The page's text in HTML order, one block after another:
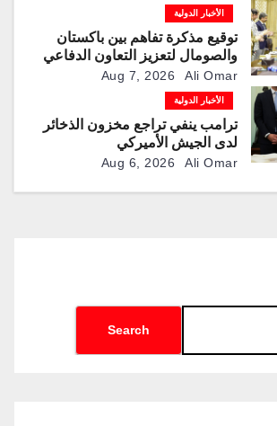
الأخبار الدولية
توقيع مذكرة تفاهم بين باكستان
والصومال لتعزيز التعاون الدفاعي
Aug 7, 2026 Ali Omar
الأخبار الدولية
ترامب ينفي تراجع مخزون الذخائر
لدى الجيش الأميركي
Aug 6, 2026 Ali Omar
Search